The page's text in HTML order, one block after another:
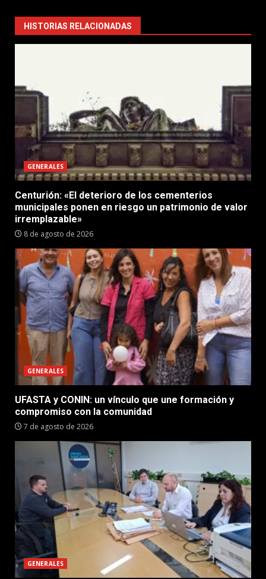
HISTORIAS RELACIONADAS
GENERALES
Centurión: «El deterioro de los cementerios
municipales ponen en riesgo un patrimonio de valor
irremplazable»
8 de agosto de 2026
GENERALES
UFASTA y CONIN: un vínculo que une formación y
compromiso con la comunidad
7 de agosto de 2026
GENERALES